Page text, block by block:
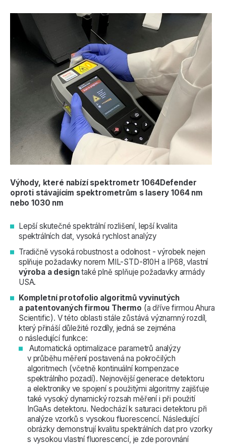
Výhody, které nabízí spektrometr 1064Defender
oproti stávajícím spektrometrům s lasery 1064 nm
nebo 1030 nm
Lepší skutečné spektrální rozlišení, lepší kvalita
spektrálních dat, vysoká rychlost analýzy
Tradičně vysoká robustnost a odolnost - výrobek nejen
splňuje požadavky norem MIL-STD-810H a IP68, vlastní
výroba a designtaké plně splňuje požadavky armády
USA.
Kompletní protofolio algoritmů vyvinutých
a patentovaných firmou Thermo (a dříve firmou Ahura
Scientific). V této oblasti stále zůstává významný rozdíl,
který přináší důležité rozdíly, jedná se zejména
o následující funkce:
Automatická optimalizace parametrů analýzy
v průběhu měření postavená na pokročilých
algoritmech (včetně kontinuální kompenzace
spektrálního pozadí). Nejnovější generace detektoru
a elektroniky ve spojení s použitými algoritmy zajišťuje
také vysoký dynamický rozsah měření i při použití
InGaAs detektoru. Nedochází k saturaci detektoru při
analýze vzorků s vysokou fluorescencí. Následující
obrázky demonstrují kvalitu spektrálních dat pro vzorky
s vysokou vlastní fluorescencí, je zde porovnání